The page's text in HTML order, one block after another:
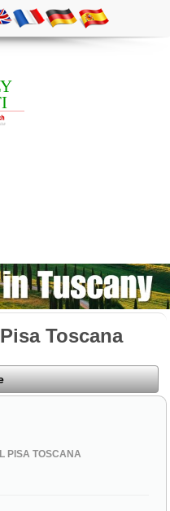
Toscana
PISA TOSCANA